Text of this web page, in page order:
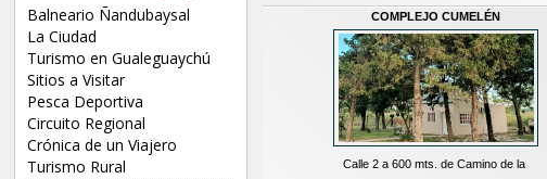
Balneario Ñandubaysal
La Ciudad
Turismo en Gualeguaychú
Sitios a Visitar
Pesca Deportiva
Circuito Regional
Crónica de un Viajero
Turismo Rural
COMPLEJO CUMELÉN
Calle 2 a 600 mts. de Camino de la